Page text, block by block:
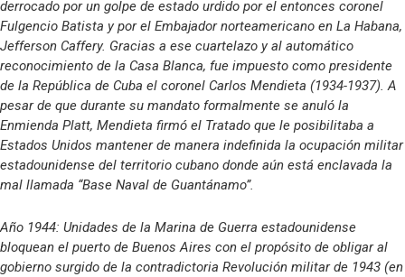
derrocado por un golpe de estado urdido por el entonces coronel
Fulgencio Batista y por el Embajador norteamericano en La Habana,
Jefferson Caffery. Gracias a ese cuartelazo y al automático
reconocimiento de la Casa Blanca, fue impuesto como presidente
de la República de Cuba el coronel Carlos Mendieta (1934-1937). A
pesar de que durante su mandato formalmente se anuló la
Enmienda Platt, Mendieta firmó el Tratado que le posibilitaba a
Estados Unidos mantener de manera indefinida la ocupación militar
estadounidense del territorio cubano donde aún está enclavada la
mal llamada “Base Naval de Guantánamo”.
Año 1944: Unidades de la Marina de Guerra estadounidense
bloquean el puerto de Buenos Aires con el propósito de obligar al
gobierno surgido de la contradictoria Revolución militar de 1943 (en